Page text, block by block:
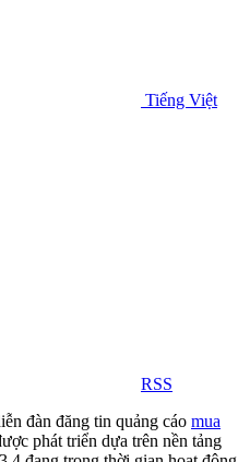
Tiếng Việt
RSS
đàn đăng tin quảng cáo mua
phát triển dựa trên nền tảng